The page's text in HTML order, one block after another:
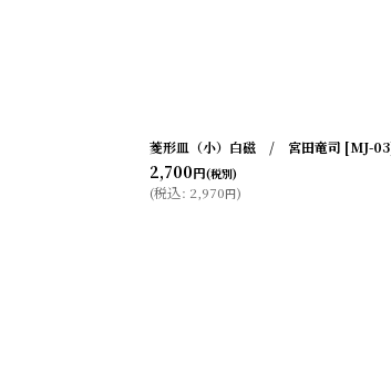
菱形皿（小）白磁 / 宮田竜司 [MJ-03
2,700円(税別)
(税込: 2,970円)